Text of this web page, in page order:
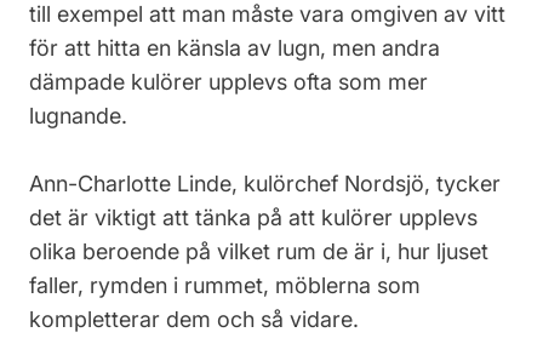
till exempel att man måste vara omgiven av vitt
för att hitta en känsla av lugn, men andra
dämpade kulörer upplevs ofta som mer
lugnande.
Ann-Charlotte Linde, kulörchef Nordsjö, tycker
det är viktigt att tänka på att kulörer upplevs
olika beroende på vilket rum de är i, hur ljuset
faller, rymden i rummet, möblerna som
kompletterar dem och så vidare.